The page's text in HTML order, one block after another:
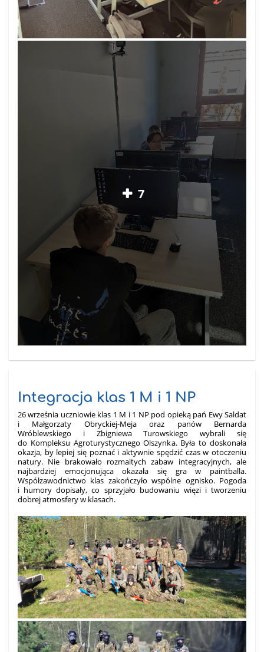
7
Integracja klas 1 M i 1 NP
26 września uczniowie klas 1 M i 1 NP pod opieką pań Ewy Saldat
i Małgorzaty Obryckiej-Meja oraz panów Bernarda
Wróblewskiego i Zbigniewa Turowskiego wybrali się
do Kompleksu Agroturystycznego Olszynka. Była to doskonała
okazja, by lepiej się poznać i aktywnie spędzić czas w otoczeniu
natury. Nie brakowało rozmaitych zabaw integracyjnych, ale
najbardziej emocjonująca okazała się gra w paintballa.
Współzawodnictwo klas zakończyło wspólne ognisko. Pogoda
i humory dopisały, co sprzyjało budowaniu więzi i tworzeniu
dobrej atmosfery w klasach.